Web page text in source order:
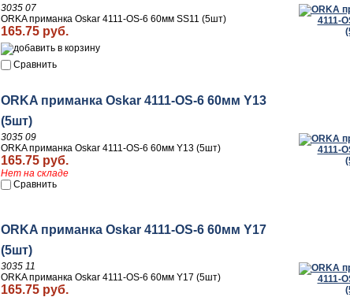
3035 07
ORKA приманка Oskar 4111-OS-6 60мм SS11 (5шт)
165.75 руб.
Сравнить
ORKA приманка Oskar 4111-OS-6 60мм Y13
(5шт)
3035 09
ORKA приманка Oskar 4111-OS-6 60мм Y13 (5шт)
165.75 руб.
Нет на складе
Сравнить
ORKA приманка Oskar 4111-OS-6 60мм Y17
(5шт)
3035 11
ORKA приманка Oskar 4111-OS-6 60мм Y17 (5шт)
165.75 руб.